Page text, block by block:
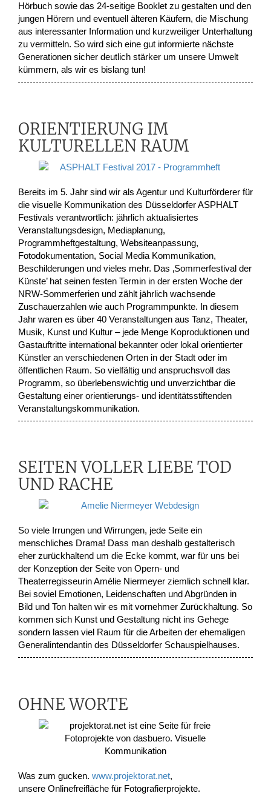
Hörbuch sowie das 24-seitige Booklet zu gestalten und den
jungen Hörern und eventuell älteren Käufern, die Mischung
aus interessanter Information und kurzweiliger Unterhaltung
zu vermitteln. So wird sich eine gut informierte nächste
Generationen sicher deutlich stärker um unsere Umwelt
kümmern, als wir es bislang tun!
ORIENTIERUNG IM
KULTURELLEN RAUM
Bereits im 5. Jahr sind wir als Agentur und Kulturförderer für
die visuelle Kommunikation des Düsseldorfer ASPHALT
Festivals verantwortlich: jährlich aktualisiertes
Veranstaltungsdesign, Mediaplanung,
Programmheftgestaltung, Websiteanpassung,
Fotodokumentation, Social Media Kommunikation,
Beschilderungen und vieles mehr. Das ‚Sommerfestival der
Künste’ hat seinen festen Termin in der ersten Woche der
NRW-Sommerferien und zählt jährlich wachsende
Zuschauerzahlen wie auch Programmpunkte. In diesem
Jahr waren es über 40 Veranstaltungen aus Tanz, Theater,
Musik, Kunst und Kultur – jede Menge Koproduktionen und
Gastauftritte international bekannter oder lokal orientierter
Künstler an verschiedenen Orten in der Stadt oder im
öffentlichen Raum. So vielfältig und anspruchsvoll das
Programm, so überlebenswichtig und unverzichtbar die
Gestaltung einer orientierungs- und identitätsstiftenden
Veranstaltungskommunikation.
SEITEN VOLLER LIEBE TOD
UND RACHE
So viele Irrungen und Wirrungen, jede Seite ein
menschliches Drama! Dass man deshalb gestalterisch
eher zurückhaltend um die Ecke kommt, war für uns bei
der Konzeption der Seite von Opern- und
Theaterregisseurin Amélie Niermeyer ziemlich schnell klar.
Bei soviel Emotionen, Leidenschaften und Abgründen in
Bild und Ton halten wir es mit vornehmer Zurückhaltung. So
kommen sich Kunst und Gestaltung nicht ins Gehege
sondern lassen viel Raum für die Arbeiten der ehemaligen
Generalintendantin des Düsseldorfer Schauspielhauses.
OHNE WORTE
Was zum gucken. www.projektorat.net,
unsere Onlinefreifläche für Fotografierprojekte.